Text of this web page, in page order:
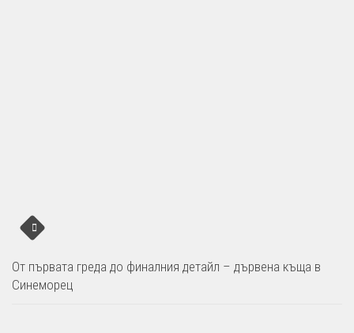
От първата греда до финалния детайл – дървена къща в
Синеморец